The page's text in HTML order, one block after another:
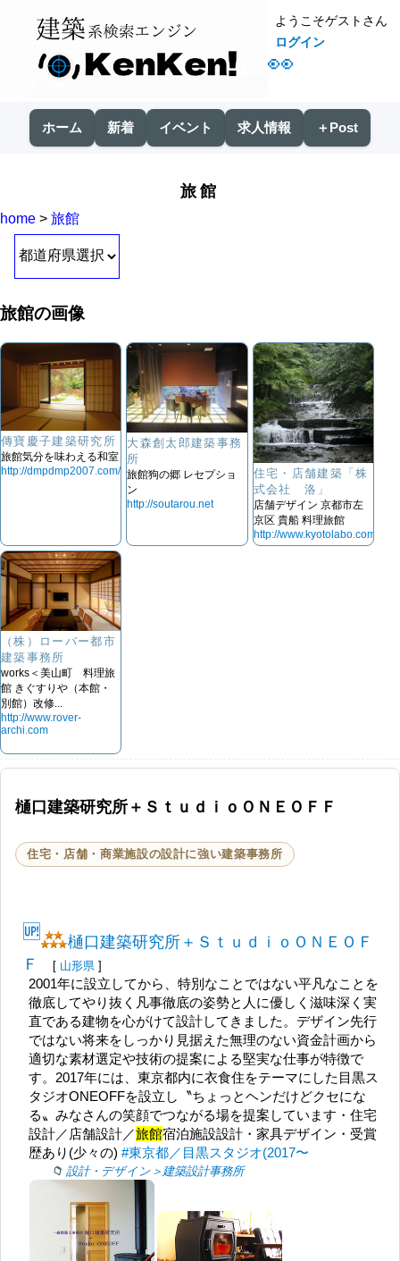
👀
ようこそゲストさん
ログイン
ホーム 新着 イベント 求人情報 ＋Post
旅館
home > 旅館
旅館の画像
傳寶慶子建築研究所
旅館気分を味わえる和室
http://dmpdmp2007.com/
大森創太郎建築事務
所
旅館狗の郷 レセプショ
ン
http://soutarou.net
住宅・店舗建築「株
式会社 洛」
店舗デザイン 京都市左
京区 貴船 料理旅館
http://www.kyotolabo.com
（株）ローバー都市
建築事務所
works＜美山町 料理旅
館 きぐすりや（本館・
別館）改修...
http://www.rover-
archi.com
樋口建築研究所＋ＳｔｕｄｉｏＯＮＥＯＦＦ
住宅・店舗・商業施設の設計に強い建築事務所
🆙
樋口建築研究所＋ＳｔｕｄｉｏＯＮＥＯＦ
Ｆ
[ 山形県 ]
2001年に設立してから、特別なことではない平凡なことを
徹底してやり抜く凡事徹底の姿勢と人に優しく滋味深く実
直である建物を心がけて設計してきました。デザイン先行
ではない将来をしっかり見据えた無理のない資金計画から
適切な素材選定や技術の提案による堅実な仕事が特徴で
す。2017年には、東京都内に衣食住をテーマにした目黒ス
タジオONEOFFを設立し〝ちょっとヘンだけどクセにな
る〟みなさんの笑顔でつながる場を提案しています・住宅
設計／店舗設計／旅館宿泊施設設計・家具デザイン・受賞
歴あり(少々の)#東京都／目黒スタジオ(2017〜
設計・デザイン＞建築設計事務所